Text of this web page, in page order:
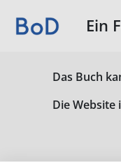
Ein
Das Buch
Die